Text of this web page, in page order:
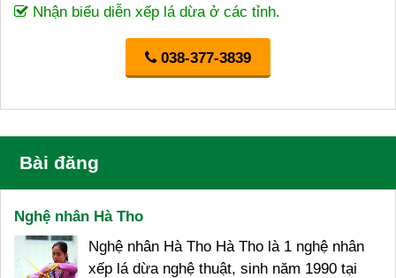
Nhận biểu diễn xếp lá dừa ở các tỉnh.
038-377-3839
Bài đăng
Nghệ nhân Hà Tho
Nghệ nhân Hà Tho Hà Tho là 1 nghệ nhân
xếp lá dừa nghệ thuật, sinh năm 1990 tại